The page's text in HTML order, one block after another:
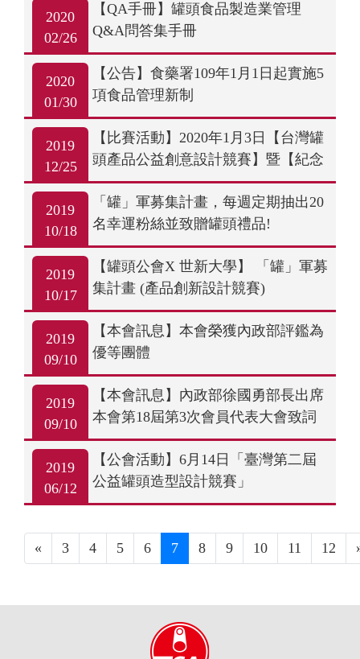
2020
02/26
【QA手冊】罐頭食品製造業管理
Q&A問答集手冊
2020
01/30
【公告】食藥署109年1月1日起實施5
項食品管理新制
2019
12/25
【比賽活動】2020年1月3日【台灣罐
頭產品公益創意設計競賽】暨【紀念
禮盒發表會】
2019
10/18
「罐」軍募集計畫，每週定期抽出20
名幸運粉絲並致贈罐頭禮品!
2019
10/17
【罐頭公會X 世新大學】 「罐」軍募
集計畫 (產品創新設計競賽)
2019
09/10
【本會訊息】本會榮獲內政部評鑑為
優等團體
2019
09/10
【本會訊息】內政部徐國勇部長出席
本會第18屆第3次會員代表大會致詞
勗勉
2019
06/12
【公會活動】6月14日「臺灣第二屆
公益罐頭造型設計競賽」
« 3 4 5 6 7 8 9 10 11 12